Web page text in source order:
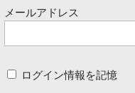
メールアドレス
ログイン情報を記憶